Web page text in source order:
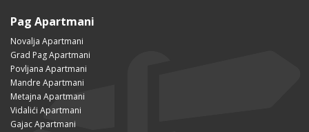
Pag Apartmani
Novalja Apartmani
Grad Pag Apartmani
Povljana Apartmani
Mandre Apartmani
Metajna Apartmani
Vidalići Apartmani
Gajac Apartmani